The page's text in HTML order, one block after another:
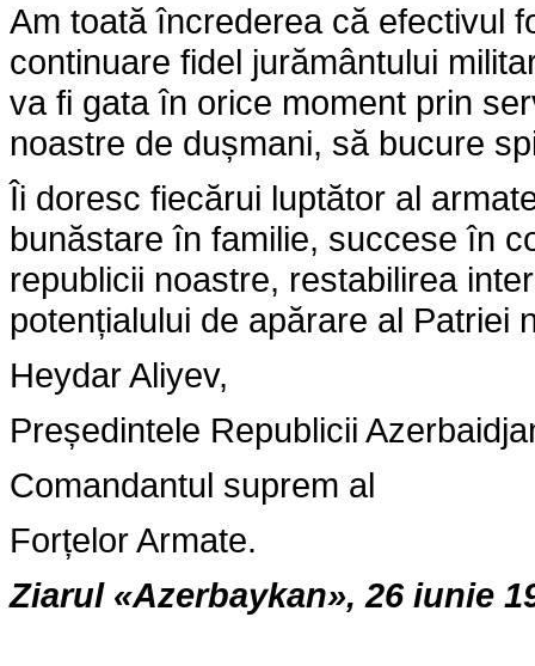
Am toată încrederea că efectivul
continuare fidel jurământului
va fi gata în orice moment prin
noastre de dușmani, să bucure
Îi doresc fiecărui luptător al
bunăstare în familie, succese în
republicii noastre, restabilirea
potențialului de apărare al Patriei
Heydar Aliyev,
Președintele Republicii
Comandantul suprem al
Forțelor Armate.
Ziarul «Azerbaykan», 26 iunie